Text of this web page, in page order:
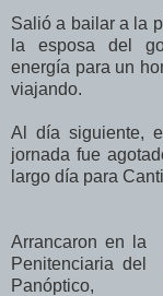
Salió a bailar a la
la esposa del
energía para un
viajando.
Al día siguiente,
jornada fue
largo día para
Arrancaron en la
Penitenciaria del
Panóptico,